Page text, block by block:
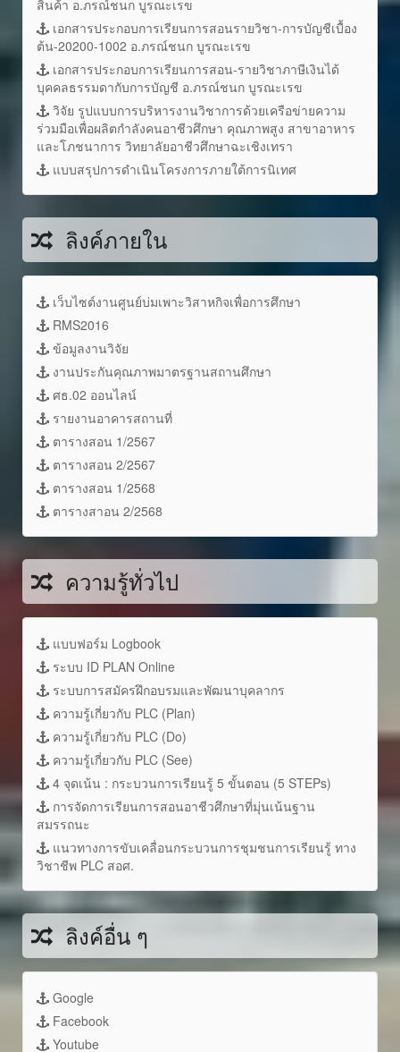
สินค้า อ.ภรณ์ชนก บูรณะเรข
เอกสารประกอบการเรียนการสอนรายวิชา-การบัญชีเบื้อง
ต้น-20200-1002 อ.ภรณ์ชนก บูรณะเรข
เอกสารประกอบการเรียนการสอน-รายวิชาภาษีเงินได้
บุคคลธรรมดากับการบัญชี อ.ภรณ์ชนก บูรณะเรข
วิจัย รูปแบบการบริหารงานวิชาการด้วยเครือข่ายความ
ร่วมมือเพื่อผลิตกำลังคนอาชีวศึกษา คุณภาพสูง สาขาอาหาร
และโภชนาการ วิทยาลัยอาชีวศึกษาฉะเชิงเทรา
แบบสรุปการดำเนินโครงการภายใต้การนิเทศ
ลิงค์ภายใน
เว็บไซต์งานศูนย์บ่มเพาะวิสาหกิจเพื่อการศึกษา
RMS2016
ข้อมูลงานวิจัย
งานประกันคุณภาพมาตรฐานสถานศึกษา
ศธ.02 ออนไลน์
รายงานอาคารสถานที่
ตารางสอน 1/2567
ตารางสอน 2/2567
ตารางสอน 1/2568
ตารางสาอน 2/2568
ความรู้ทั่วไป
แบบฟอร์ม Logbook
ระบบ ID PLAN Online
ระบบการสมัครฝึกอบรมและพัฒนาบุคลากร
ความรู้เกี่ยวกับ PLC (Plan)
ความรู้เกี่ยวกับ PLC (Do)
ความรู้เกี่ยวกับ PLC (See)
4 จุดเน้น : กระบวนการเรียนรู้ 5 ขั้นตอน (5 STEPs)
การจัดการเรียนการสอนอาชีวศึกษาที่มุ่นเน้นฐาน
สมรรถนะ
แนวทางการขับเคลื่อนกระบวนการชุมชนการเรียนรู้ ทาง
วิชาชีพ PLC สอศ.
ลิงค์อื่น ๆ
Google
Facebook
Youtube